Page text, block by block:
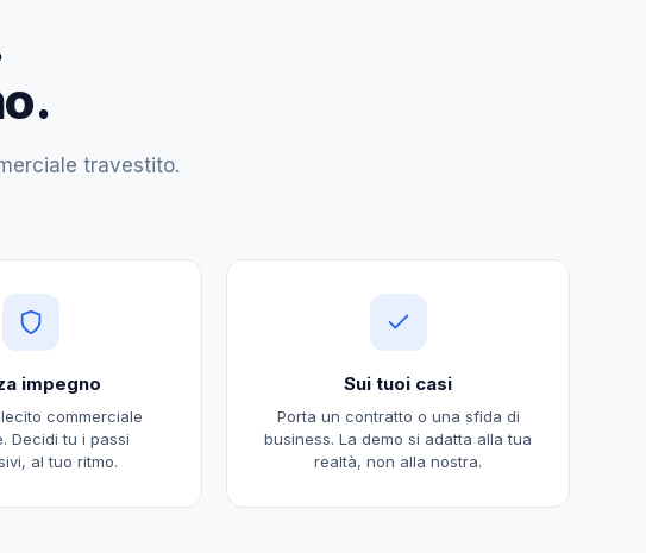
travestito.
impegno
commerciale
Decidi tu i passi
al tuo ritmo.
Sui tuoi casi
Porta un contratto o una sfida di
business. La demo si adatta alla tua
realtà, non alla nostra.